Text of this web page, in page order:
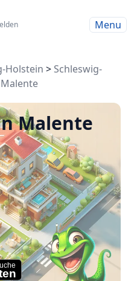
Menu
Holstein > Schleswig-
Malente
Malente